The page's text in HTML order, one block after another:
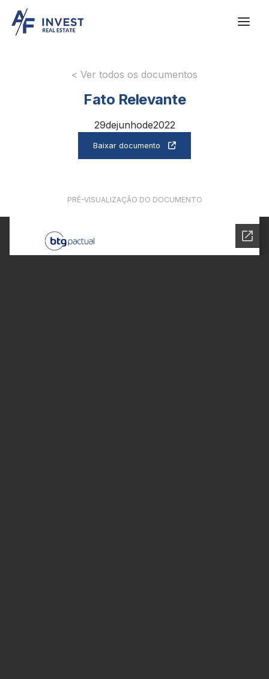
< Ver todos os documentos
Fato Relevante
29dejunhode2022
Baixar documento 
PRÉ-VISUALIZAÇÃO DO DOCUMENTO